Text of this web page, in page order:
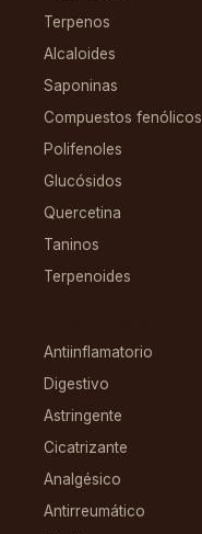
Terpenos
Alcaloides
Saponinas
Compuestos fenólicos
Polifenoles
Glucósidos
Quercetina
Taninos
Terpenoides
Antiinflamatorio
Digestivo
Astringente
Cicatrizante
Analgésico
Antirreumático